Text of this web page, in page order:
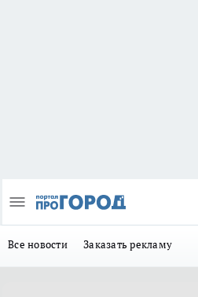
Все новости Заказать рекламу